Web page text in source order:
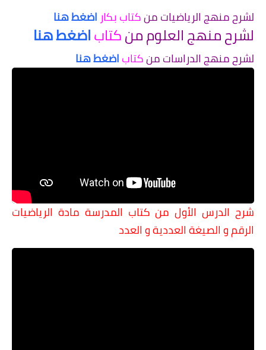
لشرح منهج الرياضيات منكتاب بكار اضغط هنا
لشرح منهج العلوم منكتاباضغط هنا
لشرح منهج الدراسات منكتاباضغط هنا
شرح الدرس الأول من كتاب المدرسة مادة الرياضيات
الرقم و الصيغة العددية و العدد